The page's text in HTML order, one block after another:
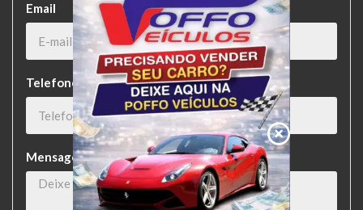
Email
Telefone *
Mensagem